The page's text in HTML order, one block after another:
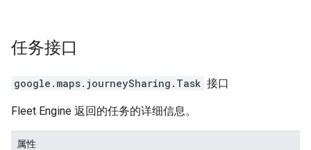
任务接口
google.maps.journeySharing . Task 接口
Fleet Engine 返回的任务的详细信息。
属性